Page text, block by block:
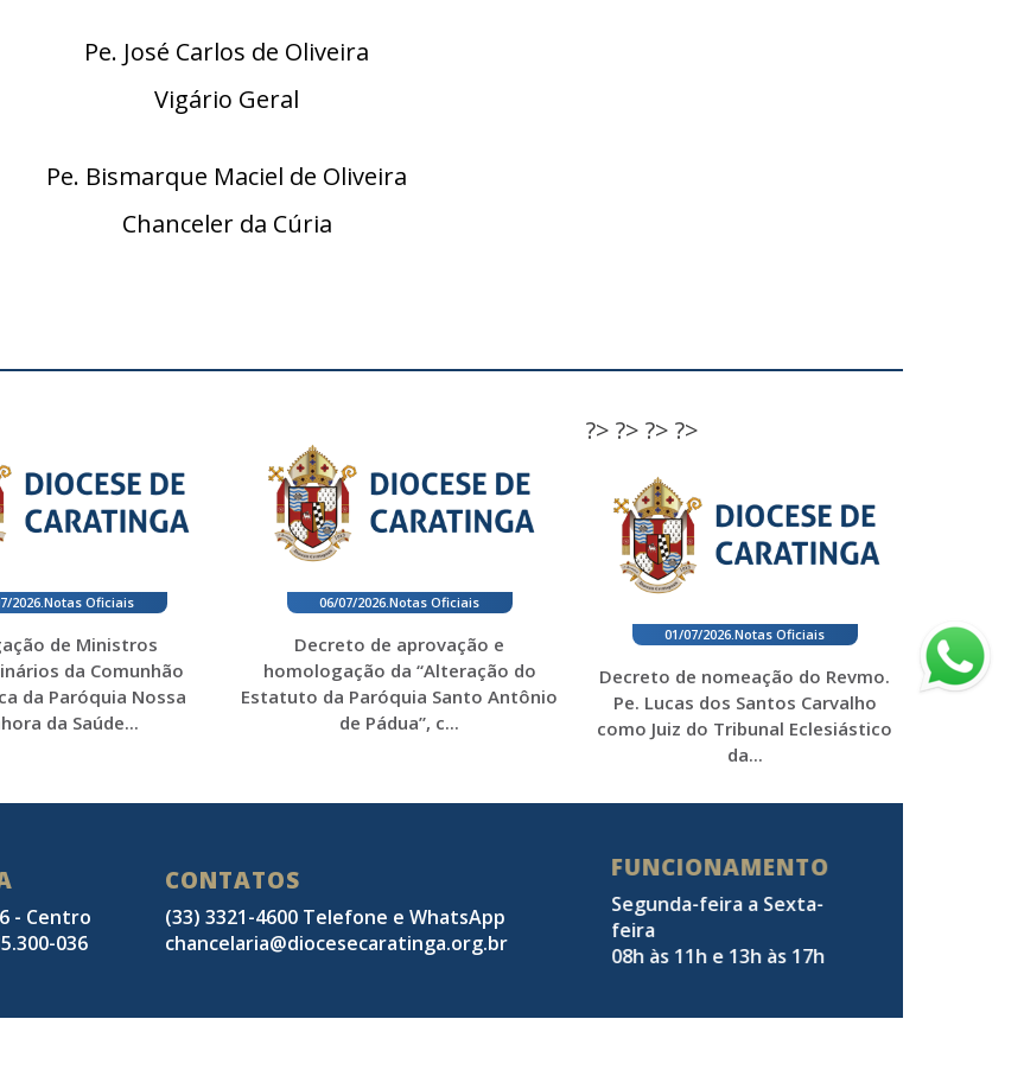
Pe. José Carlos de Oliveira
Vigário Geral
Pe. Bismarque Maciel de Oliveira
Chanceler da Cúria
?> ?>
2026.Notas Oficiais
de Ministros
da Comunhão
da Paróquia Nossa
da Saúde...
?>
06/07/2026.Notas Oficiais
Decreto de aprovação e
homologação da “Alteração do
Estatuto da Paróquia Santo Antônio
de Pádua”, c...
?>
01/07/2026.Notas Oficiais
Decreto de nomeação do Revmo.
Pe. Lucas dos Santos Carvalho
como Juiz do Tribunal Eclesiástico
da...
- Centro
036
CONTATOS
(33) 3321-4600 Telefone e WhatsApp
chancelaria@diocesecaratinga.org.br
FUNCIONAMENTO
Segunda-feira a Sexta-
feira
08h às 11h e 13h às 17h